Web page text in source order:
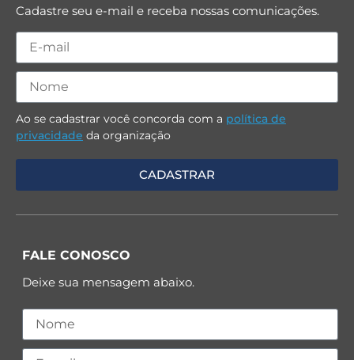
Cadastre seu e-mail e receba nossas comunicações.
Ao se cadastrar você concorda com a política de
privacidade da organização
FALE CONOSCO
Deixe sua mensagem abaixo.